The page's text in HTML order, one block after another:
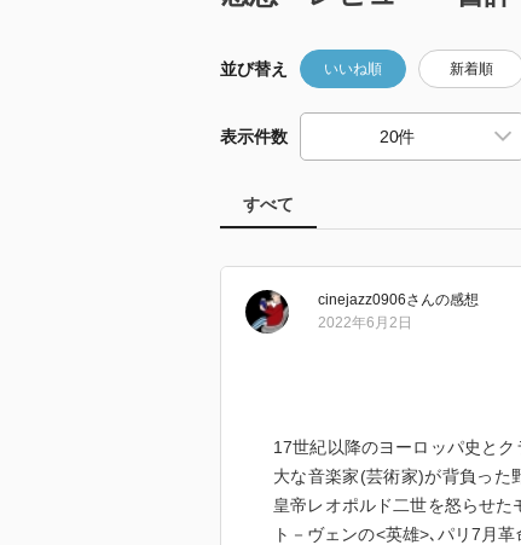
並び替え いいね順 新着順
表示件数
すべて
cinejazz0906さんの感想
2022年6月2日
17世紀以降のヨーロッパ史と
大な音楽家(芸術家)が背負った
皇帝レオポルド二世を怒らせ
ト－ヴェンの<英雄>､パリ7月